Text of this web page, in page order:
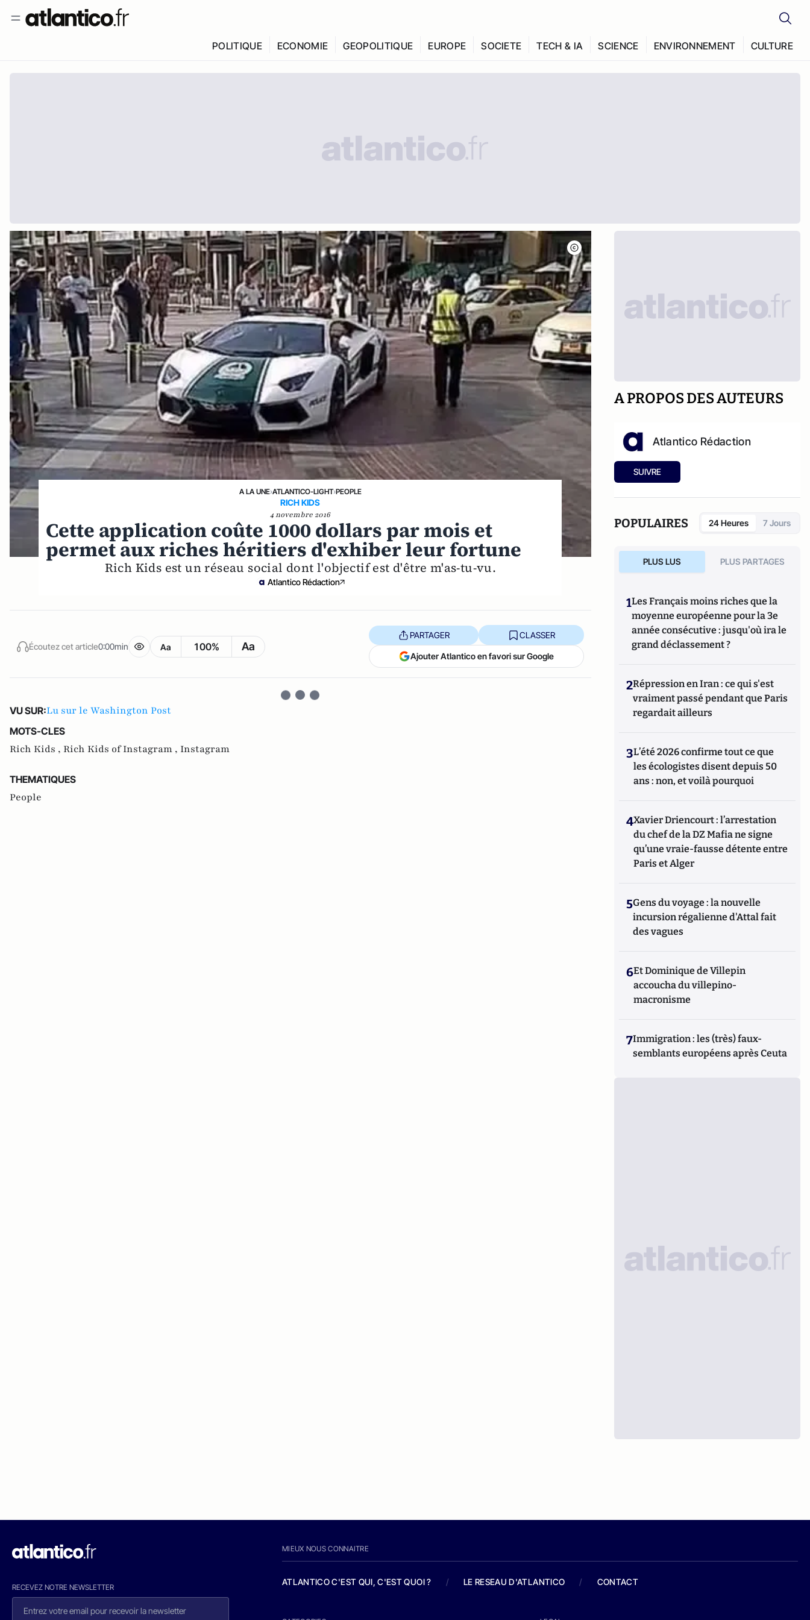
POLITIQUE ECONOMIE GEOPOLITIQUE EUROPE SOCIETE TECH & IA SCIENCE ENVIRONNEMENT CULTURE
A LA UNE›ATLANTICO-LIGHT›PEOPLE
RICH KIDS
4 novembre 2016
Cette application coûte 1000 dollars par mois et
permet aux riches héritiers d'exhiber leur fortune
Rich Kids est un réseau social dont l'objectif est d'être m'as-tu-vu.
Atlantico Rédaction
Écoutez cet article0:00min Aa 100% Aa
PARTAGER CLASSER
Ajouter Atlantico en favori sur Google
VU SUR:Lu sur le Washington Post
MOTS-CLES
Rich Kids , Rich Kids of Instagram , Instagram
THEMATIQUES
People
A PROPOS DES AUTEURS
Atlantico Rédaction
SUIVRE
POPULAIRES 24 Heures 7 Jours
PLUS LUS PLUS PARTAGES
1Les Français moins riches que la
moyenne européenne pour la 3e
année consécutive : jusqu'où ira le
grand déclassement ?
2Répression en Iran : ce qui s'est
vraiment passé pendant que Paris
regardait ailleurs
3L’été 2026 confirme tout ce que
les écologistes disent depuis 50
ans : non, et voilà pourquoi
4Xavier Driencourt : l’arrestation
du chef de la DZ Mafia ne signe
qu’une vraie-fausse détente entre
Paris et Alger
5Gens du voyage : la nouvelle
incursion régalienne d'Attal fait
des vagues
6Et Dominique de Villepin
accoucha du villepino-
macronisme
7Immigration : les (très) faux-
semblants européens après Ceuta
RECEVEZ NOTRE NEWSLETTER
MIEUX NOUS CONNAITRE
ATLANTICO C'EST QUI, C'EST QUOI ? / LE RESEAU D'ATLANTICO / CONTACT